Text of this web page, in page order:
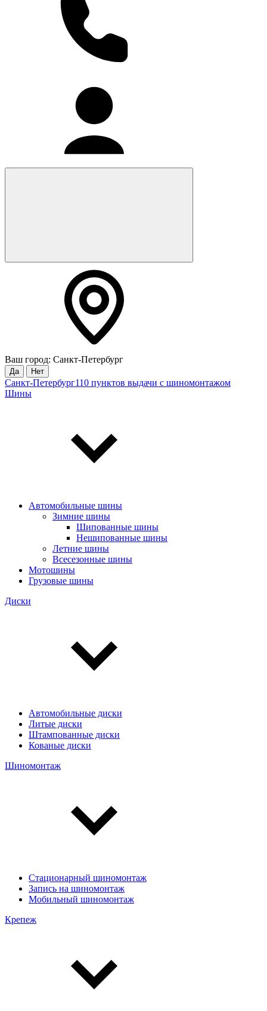
Ваш город: Санкт-Петербург
Да Нет
Санкт-Петербург110 пунктов выдачи с шиномонтажом
Шины
Автомобильные шины
Зимние шины
Шипованные шины
Нешипованные шины
Летние шины
Всесезонные шины
Мотошины
Грузовые шины
Диски
Автомобильные диски
Литые диски
Штампованные диски
Кованые диски
Шиномонтаж
Стационарный шиномонтаж
Запись на шиномонтаж
Мобильный шиномонтаж
Крепеж